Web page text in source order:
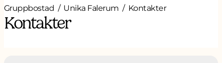
Gruppbostad
Unika Falerum Kontakter
Kontakter